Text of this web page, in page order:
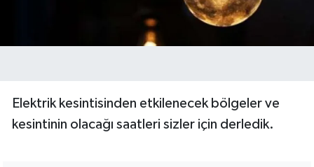
Elektrik kesintisinden etkilenecek bölgeler ve
kesintinin olacağı saatleri sizler için derledik.